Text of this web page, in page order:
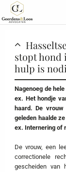
stopt hond
hulp is
Nagenoeg de
ex. Het hondje
haard. De
geleden haalde
ex. Internering of
De vrouw, een
correctionele
gescheiden van